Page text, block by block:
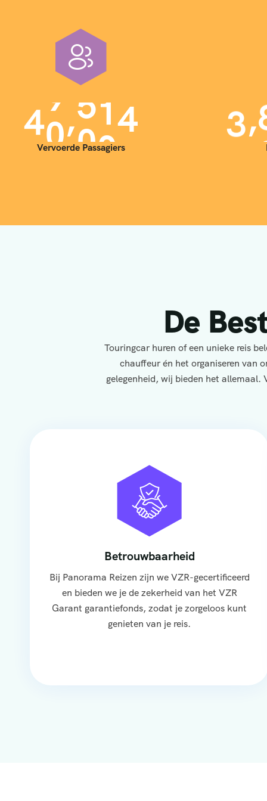
40,000
Vervoerde Passagiers
3,
De
Touringcar huren of een unieke reis
chauffeur én het organiseren van
gelegenheid, wij bieden het allemaal.
Betrouwbaarheid
Bij Panorama Reizen zijn we VZR-gecertificeerd
en bieden we je de zekerheid van het VZR
Garant garantiefonds, zodat je zorgeloos kunt
genieten van je reis.